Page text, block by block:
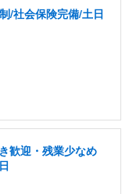
/社会保険完備/土日
歓迎・残業少なめ